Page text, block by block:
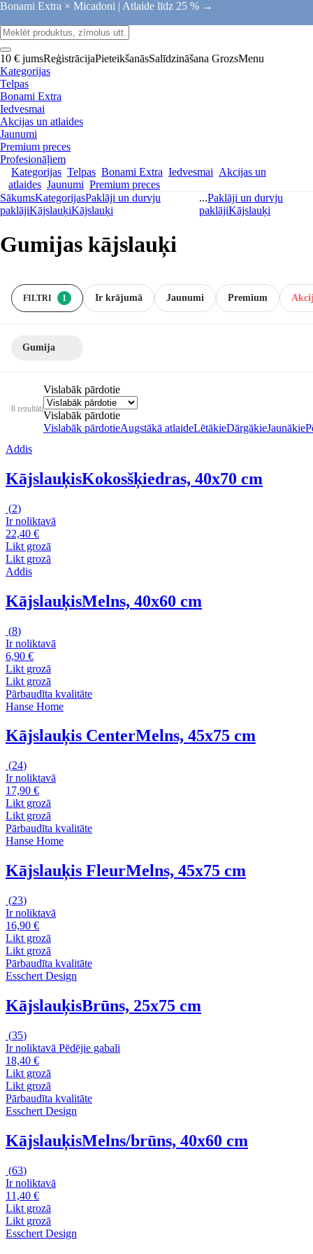
Bonami Extra × Micadoni | Atlaide līdz 25 % →
10 € jumsReģistrācijaPieteikšanāsSalīdzināšana GrozsMenu
Kategorijas
Telpas
Bonami Extra
Iedvesmai
Akcijas un atlaides
Jaunumi
Premium preces
Profesionāļiem
Kategorijas Telpas Bonami Extra Iedvesmai Akcijas un
atlaides Jaunumi Premium preces
SākumsKategorijasPaklāji un durvju
paklājiKājslauķiKājslauķi
...Paklāji un durvju
paklājiKājslauķi
Gumijas kājslauķi
FILTRI 1 Ir krājumā Jaunumi Premium
Gumija
8 rezultāti
Vislabāk pārdotie
Vislabāk pārdotie
Vislabāk pārdotieAugstākā atlaideLētākieDārgākieJaunākie
Addis
KājslauķisKokosšķiedras, 40x70 cm
(2)
Ir noliktavā
22,40 €
Likt grozā
Likt grozā
Addis
KājslauķisMelns, 40x60 cm
(8)
Ir noliktavā
6,90 €
Likt grozā
Likt grozā
Pārbaudīta kvalitāte
Hanse Home
Kājslauķis CenterMelns, 45x75 cm
(24)
Ir noliktavā
17,90 €
Likt grozā
Likt grozā
Pārbaudīta kvalitāte
Hanse Home
Kājslauķis FleurMelns, 45x75 cm
(23)
Ir noliktavā
16,90 €
Likt grozā
Likt grozā
Pārbaudīta kvalitāte
Esschert Design
KājslauķisBrūns, 25x75 cm
(35)
Ir noliktavā Pēdējie gabali
18,40 €
Likt grozā
Likt grozā
Pārbaudīta kvalitāte
Esschert Design
KājslauķisMelns/brūns, 40x60 cm
(63)
Ir noliktavā
11,40 €
Likt grozā
Likt grozā
Esschert Design